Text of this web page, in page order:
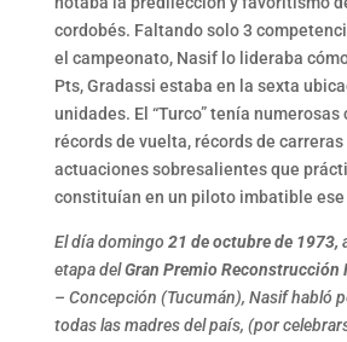
cordobés. Faltando solo 3
el campeonato, Nasif lo lideraba
Pts, Gradassi estaba en la sexta
unidades. El “Turco” tenía
récords de vuelta, récords de
actuaciones sobresalientes que
constituían en un piloto imbatible ese
El día domingo 21 de octubre de 1973,
etapa delGran Premio Reconstrucción
– Concepción (Tucumán), Nasif habló
todas las madres del país, (por